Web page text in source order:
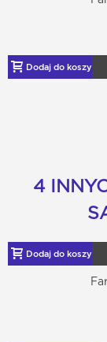
Dodaj do koszyka
4
Dodaj do koszyka